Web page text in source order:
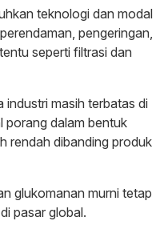
teknologi dan modal
pengeringan,
seperti filtrasi dan
industri masih terbatas di
porang dalam bentuk
rendah dibanding produk
glukomanan murni tetap
pasar global.